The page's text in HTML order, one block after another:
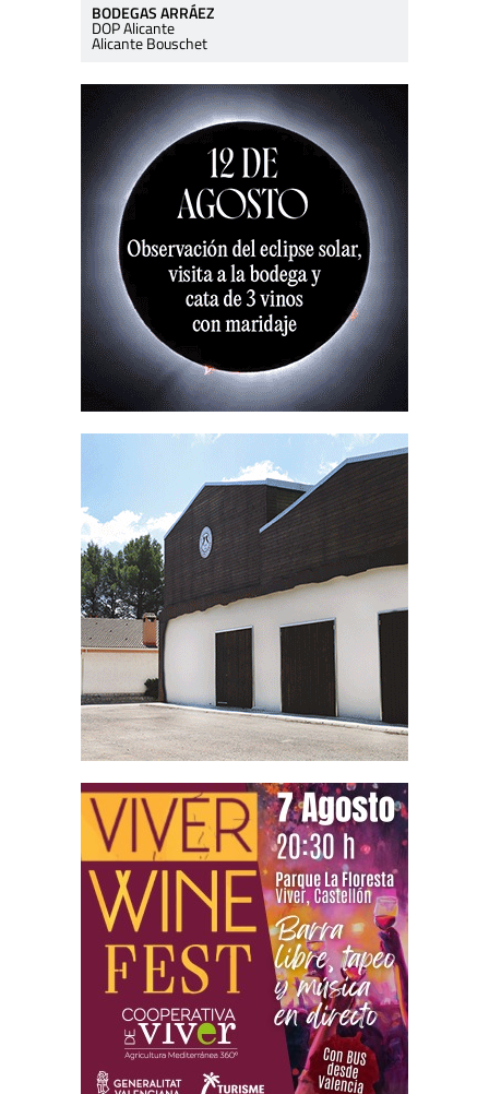
BODEGAS ARRÁEZ
DOP Alicante
Alicante Bouschet